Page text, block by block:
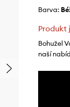
Barva:
Produkt
Bohužel
naší